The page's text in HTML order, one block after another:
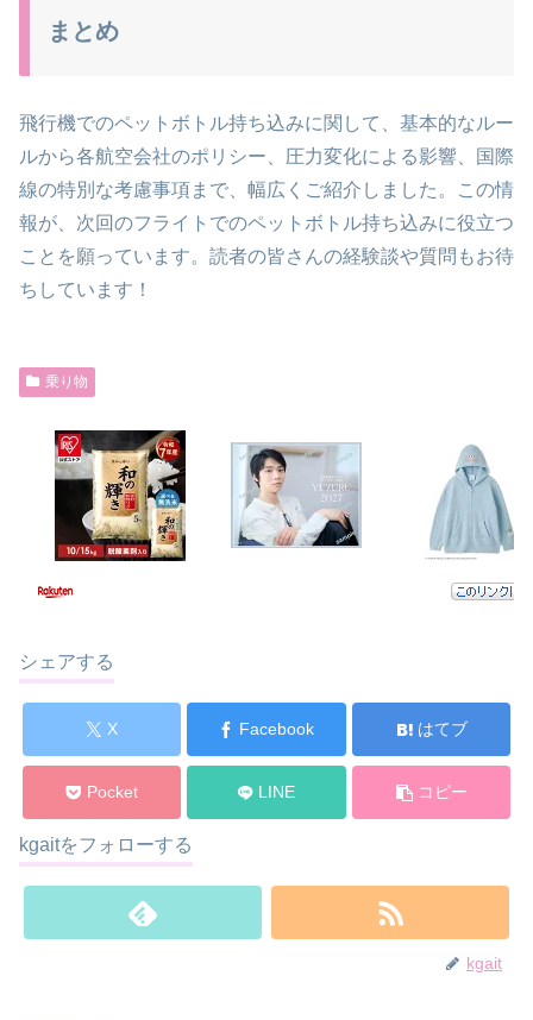
まとめ
飛行機でのペットボトル持ち込みに関して、基本的なルー
ルから各航空会社のポリシー、圧力変化による影響、国際
線の特別な考慮事項まで、幅広くご紹介しました。この情
報が、次回のフライトでのペットボトル持ち込みに役立つ
ことを願っています。読者の皆さんの経験談や質問もお待
ちしています！
乗り物
シェアする
X Facebook はてブ
Pocket LINE コピー
kgaitをフォローする
kgait